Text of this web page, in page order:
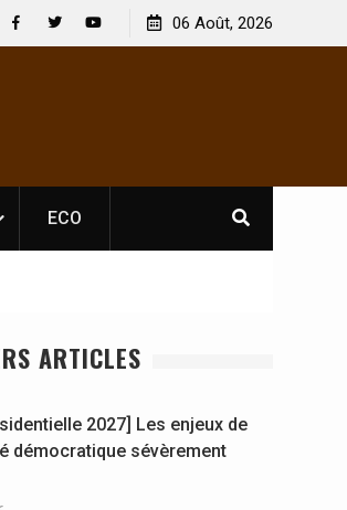
[France-Présidentielle 2027] Les enjeux de
souveraineté démocratique sévèrement
06 Août, 2026
ECO
ARTICLES
2027] Les enjeux de
démocratique sévèrement